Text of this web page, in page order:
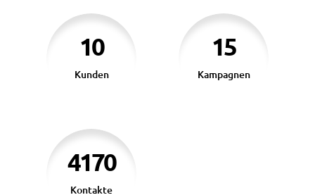
10
Kunden
15
Kampagnen
4170
Kontakte